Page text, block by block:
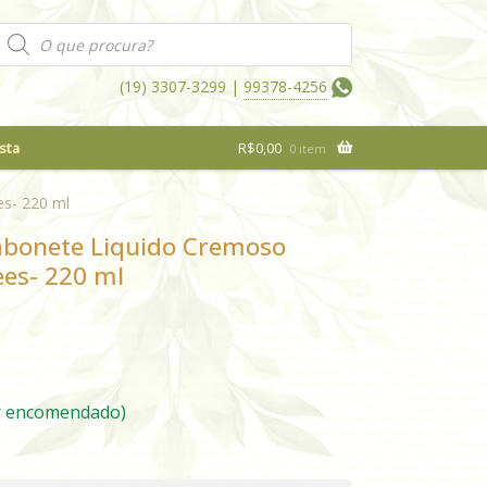
(19) 3307-3299 | 99378-4256
R$0,00 0 item
220 ml
Liquido Cremoso
220 ml